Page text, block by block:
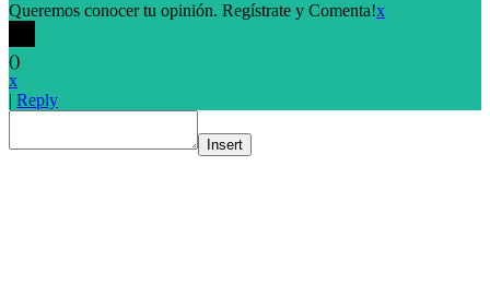
Queremos conocer tu opinión. Regístrate y Comenta!x
()
x
| Reply
Insert